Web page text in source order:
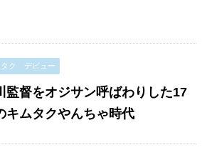
タク デビュー
監督をオジサン呼ばわりした17
キムタクやんちゃ時代